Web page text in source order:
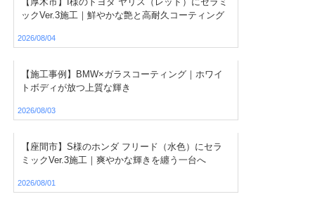
ックVer.3施工｜鮮やかな艶と高耐久コーティング
2026/08/04
【施工事例】BMW×ガラスコーティング｜ホワイ
トボディが放つ上質な輝き
2026/08/03
【座間市】S様のホンダ フリード（水色）にセラ
ミックVer.3施工｜爽やかな輝きを纏う一台へ
2026/08/01